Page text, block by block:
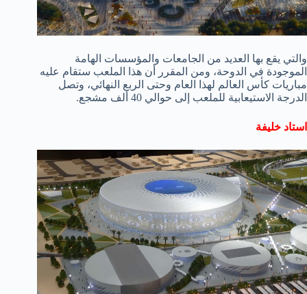
والتي يقع بها العديد من الجامعات والمؤسسات الهامة
الموجودة في الدوحة، ومن المقرر أن هذا الملعب ستقام عليه
مباريات كأس العالم لهذا العام وحتى الربع النهائي، وتصل
الدرجة الاستيعابية للملعب إلى حوالي 40 ألف مشجع.
استاد خليفة